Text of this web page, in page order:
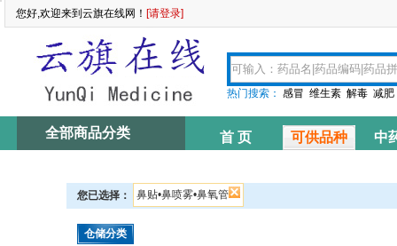
您好,欢迎来到云旗在线网！ [请登录]
热门搜索：感冒 维生素 解毒 减肥
全部商品分类 首 页 可供品种
中
您已选择： 鼻贴•鼻喷雾•鼻氧管
仓储分类